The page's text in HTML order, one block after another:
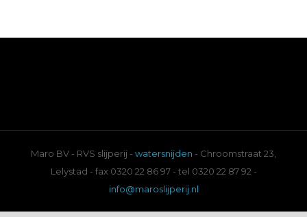
Maro BV - RVS slijperij - watersnijden - Chroomstraat 23,
Lelystad - fax 0320 22 86 97 - tel 0320 22 87 92 -
info@maroslijperij.nl